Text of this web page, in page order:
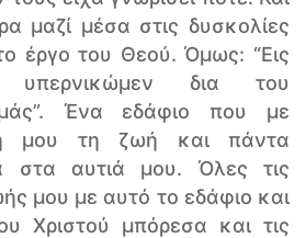
μαζί μέσα στις δυσκολίες
έργο του Θεού. Όμως: “Εις
δια του
Ένα εδάφιο που με
μου τη ζωή και πάντα
στα αυτιά μου. Όλες τις
μου με αυτό το εδάφιο και
Χριστού μπόρεσα και τις